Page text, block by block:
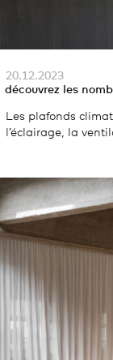
20.12.2023
découvrez les
Les plafonds
l’éclairage, la